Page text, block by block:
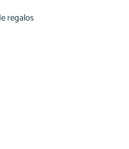
regalos